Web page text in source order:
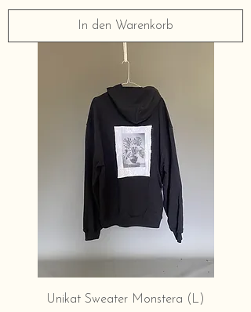
In den Warenkorb
Unikat Sweater Monstera (L)